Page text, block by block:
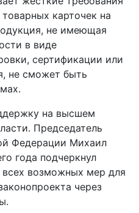
карточек на
не имеющая
в виде
сертификации или
не сможет быть
на высшем
Председатель
Федерации Михаил
года подчеркнул
возможных мер для
через